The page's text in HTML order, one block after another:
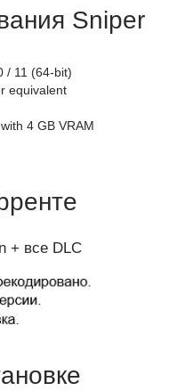
Sniper
/ 11 (64-bit)
equivalent
4 GB VRAM
+ все DLC